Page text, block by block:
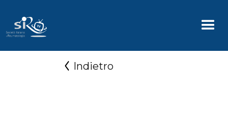
Indietro